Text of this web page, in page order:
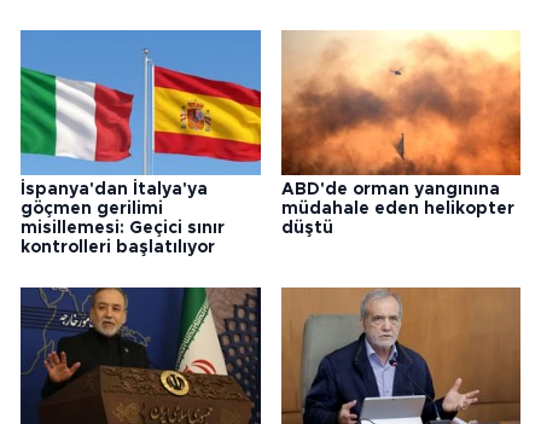
İspanya'dan İtalya'ya
göçmen gerilimi
misillemesi: Geçici sınır
kontrolleri başlatılıyor
ABD'de orman yangınına
müdahale eden helikopter
düştü